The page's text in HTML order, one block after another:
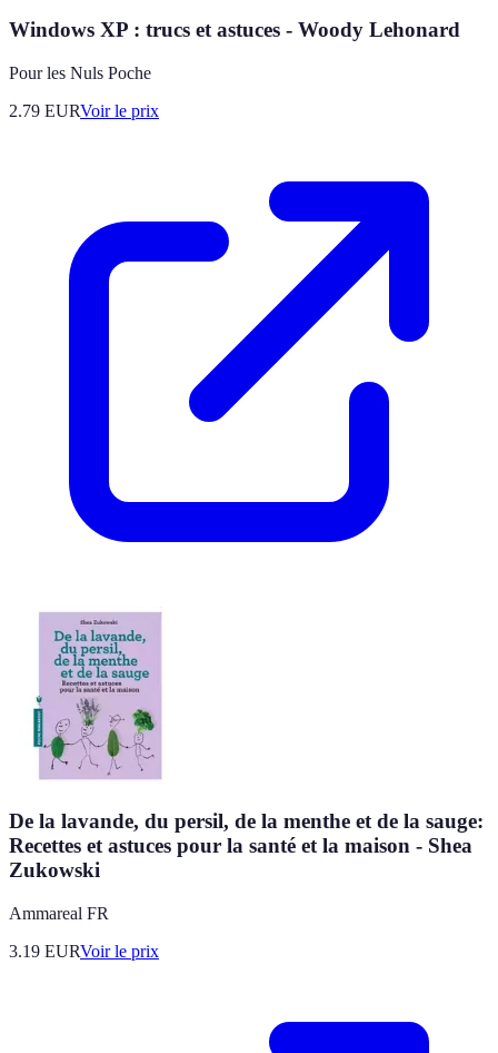
Windows XP : trucs et astuces - Woody Lehonard
Pour les Nuls Poche
2.79 EURVoir le prix
De la lavande, du persil, de la menthe et de la sauge:
Recettes et astuces pour la santé et la maison - Shea
Zukowski
Ammareal FR
3.19 EURVoir le prix